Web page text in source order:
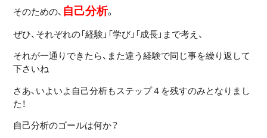
そのための、 自己分析。
ぜひ、それぞれの「経験」「学び」「成長」まで考え、
それが一通りできたら、また違う経験で同じ事を繰り返して
下さいね
さあ、いよいよ自己分析もステップ４を残すのみとなりまし
た！
自己分析のゴールは何か？